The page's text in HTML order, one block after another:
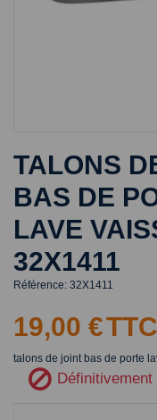
TALONS
BAS DE
LAVE
32X1411
Référence: 32X1411
19,00 €TTC
talons de joint bas de porte
Définitivement